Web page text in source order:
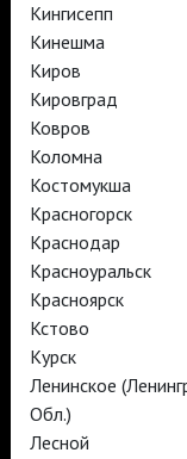
TheatreHD
АРТ-ЛЕКТОРИЙ В КИНО
TheatreHD
TheatreHD Опера
TheatreHD Балет в кино
АРТ-ЛЕКТОРИЙ В КИНО
TheatreHD
Стать волонтёром
Кингисепп
Кинешма
Киров
Кировград
Ковров
Коломна
Костомукша
Красногорск
Краснодар
Красноуральск
Красноярск
Кстово
Курск
Ленинское
Обл.)
Лесной